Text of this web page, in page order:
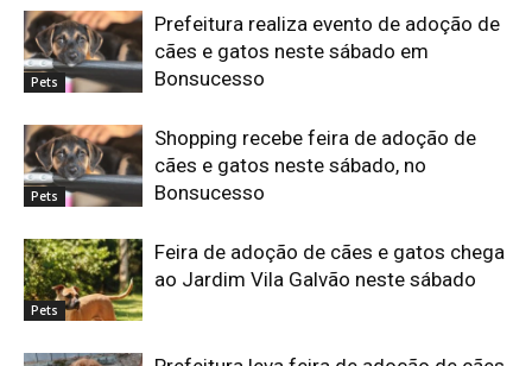
Pets
Prefeitura realiza evento de adoção de
cães e gatos neste sábado em
Bonsucesso
Pets
Shopping recebe feira de adoção de
cães e gatos neste sábado, no
Bonsucesso
Pets
Feira de adoção de cães e gatos chega
ao Jardim Vila Galvão neste sábado